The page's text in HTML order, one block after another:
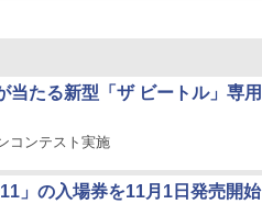
当たる新型「ザ ビートル」専用
コンテスト実施
」の入場券を11月1日発売開始